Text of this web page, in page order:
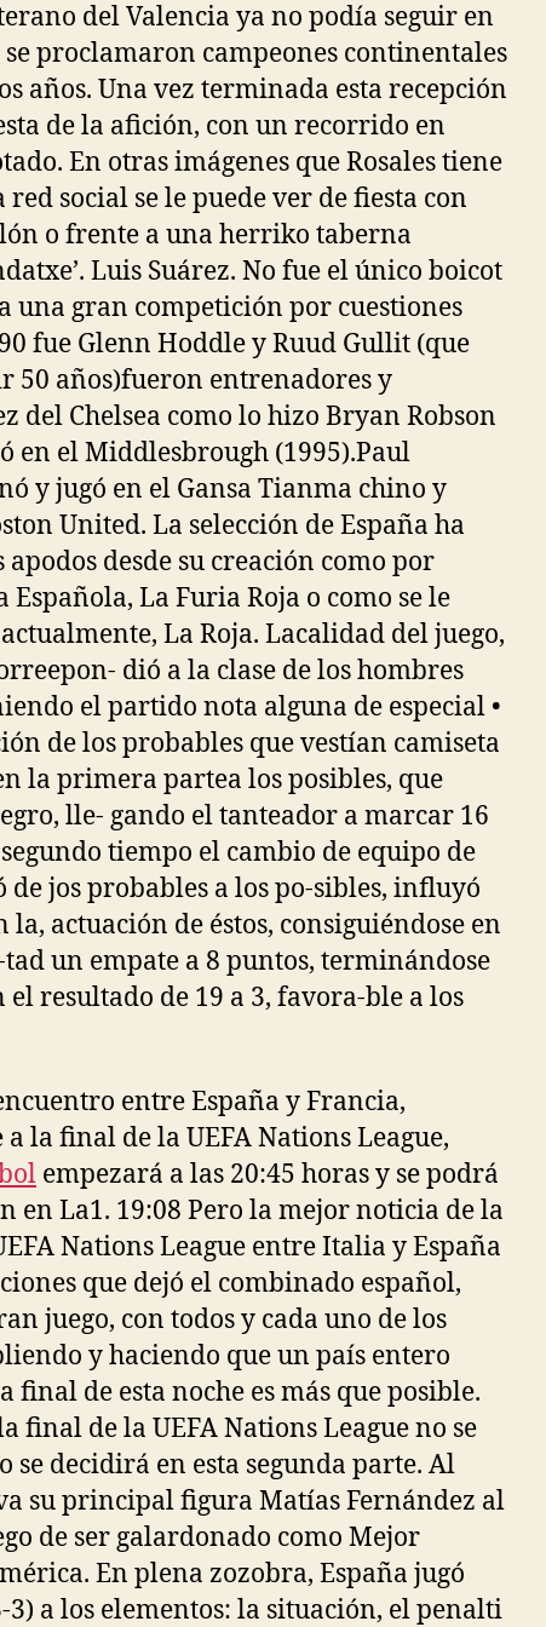
del Valencia ya no podía seguir en
proclamaron campeones continentales
años. Una vez terminada esta recepción
de la afición, con un recorrido en
En otras imágenes que Rosales tiene
social se le puede ver de fiesta con
o frente a una herriko taberna
Luis Suárez. No fue el único boicot
una gran competición por cuestiones
fue Glenn Hoddle y Ruud Gullit (que
50 años)fueron entrenadores y
del Chelsea como lo hizo Bryan Robson
en el Middlesbrough (1995).Paul
y jugó en el Gansa Tianma chino y
United. La selección de España ha
desde su creación como por
La Furia Roja o como se le
La Roja. Lacalidad del juego,
dió a la clase de los hombres
el partido nota alguna de especial •
de los probables que vestían camiseta
la primera partea los posibles, que
lle- gando el tanteador a marcar 16
tiempo el cambio de equipo de
de jos probables a los po-sibles, influyó
actuación de éstos, consiguiéndose en
tad un empate a 8 puntos, terminándose
el resultado de 19 a 3, favora-ble a los
entre España y Francia,
la final de la UEFA Nations League,
empezará a las 20:45 horas y se podrá
en La1. 19:08 Pero la mejor noticia de la
Nations League entre Italia y España
que dejó el combinado español,
juego, con todos y cada uno de los
y haciendo que un país entero
final de esta noche es más que posible.
final de la UEFA Nations League no se
se decidirá en esta segunda parte. Al
su principal figura Matías Fernández al
de ser galardonado como Mejor
En plena zozobra, España jugó
a los elementos: la situación, el penalti